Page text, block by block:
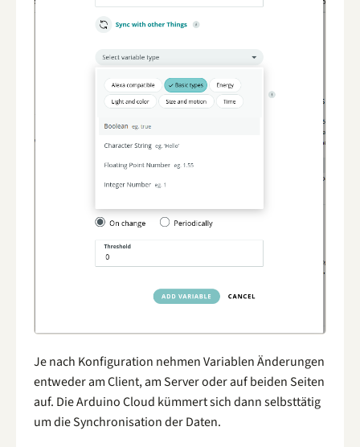
Je nach Konfiguration nehmen Variablen Änderungen
entweder am Client, am Server oder auf beiden Seiten
auf. Die Arduino Cloud kümmert sich dann selbsttätig
um die Synchronisation der Daten.